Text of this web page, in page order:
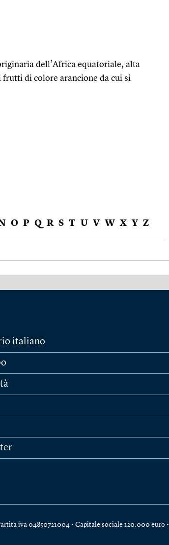
dell’Africa equatoriale, alta
di colore arancione da cui si
O P Q R S T U V W X Y Z
italiano
iva 04850721004 • Capitale sociale 120.000 euro •